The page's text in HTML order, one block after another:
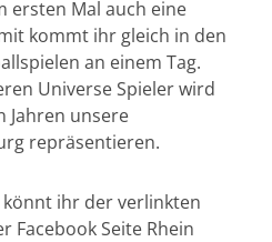
ersten Mal auch eine
kommt ihr gleich in den
an einem Tag.
Universe Spieler wird
Jahren unsere
repräsentieren.
ihr der verlinkten
Facebook Seite Rhein